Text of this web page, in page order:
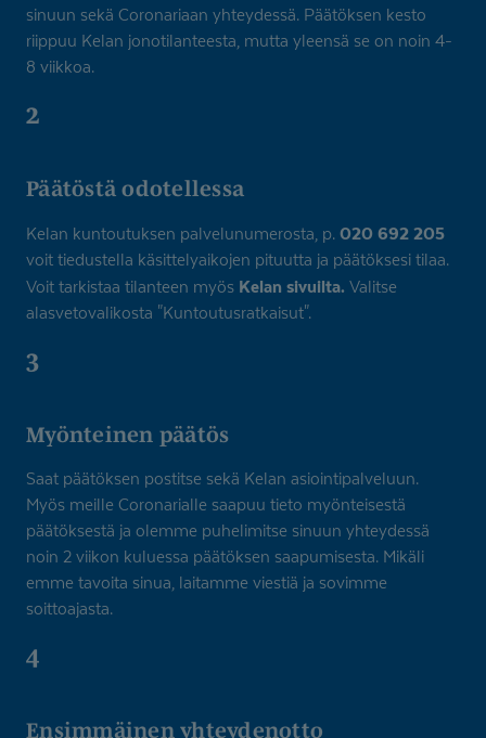
sinuun sekä Coronariaan yhteydessä. Päätöksen kesto
riippuu Kelan jonotilanteesta, mutta yleensä se on noin 4-
8 viikkoa.
2
Päätöstä odotellessa
Kelan kuntoutuksen palvelunumerosta, p. 020 692 205
voit tiedustella käsittelyaikojen pituutta ja päätöksesi tilaa.
Voit tarkistaa tilanteen myös Kelan sivuilta. Valitse
alasvetovalikosta "Kuntoutusratkaisut".
3
Myönteinen päätös
Saat päätöksen postitse sekä Kelan asiointipalveluun.
Myös meille Coronarialle saapuu tieto myönteisestä
päätöksestä ja olemme puhelimitse sinuun yhteydessä
noin 2 viikon kuluessa päätöksen saapumisesta. Mikäli
emme tavoita sinua, laitamme viestiä ja sovimme
soittoajasta.
4
Ensimmäinen yhteydenotto